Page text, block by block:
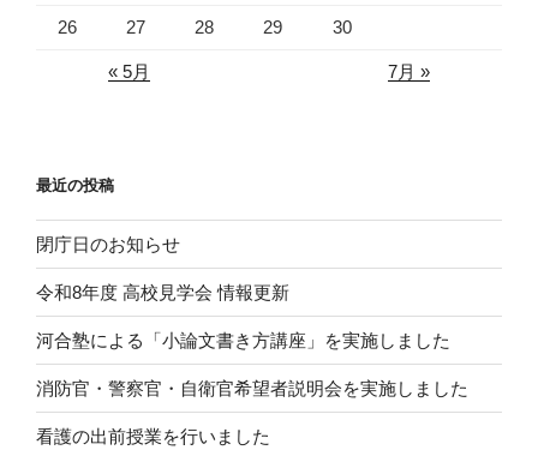
26 27 28 29 30
« 5月 7月 »
最近の投稿
閉庁日のお知らせ
令和8年度 高校見学会 情報更新
河合塾による「小論文書き方講座」を実施しました
消防官・警察官・自衛官希望者説明会を実施しました
看護の出前授業を行いました